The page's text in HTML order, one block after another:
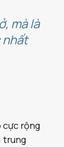
mà là
nhất
cực rộng
trung